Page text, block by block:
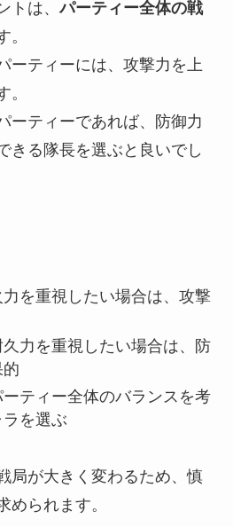
トは、パーティー全体の戦
。
ーティーには、攻撃力を上
。
ーティーであれば、防御力
きる隊長を選ぶと良いでし
を重視したい場合は、攻撃
力を重視したい場合は、防
ーティー全体のバランスを考
を選ぶ
局が大きく変わるため、慎
められます。